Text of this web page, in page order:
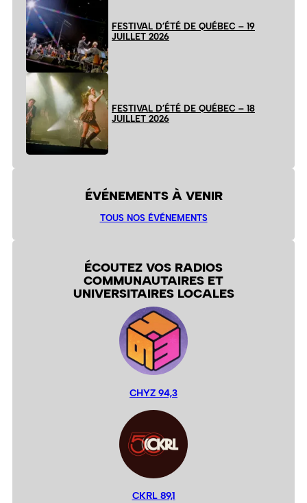
FESTIVAL D’ÉTÉ DE QUÉBEC – 19
JUILLET 2026
FESTIVAL D’ÉTÉ DE QUÉBEC – 18
JUILLET 2026
ÉVÉNEMENTS À VENIR
TOUS NOS ÉVÉNEMENTS
ÉCOUTEZ VOS RADIOS
COMMUNAUTAIRES ET
UNIVERSITAIRES LOCALES
CHYZ 94,3
CKRL 89,1